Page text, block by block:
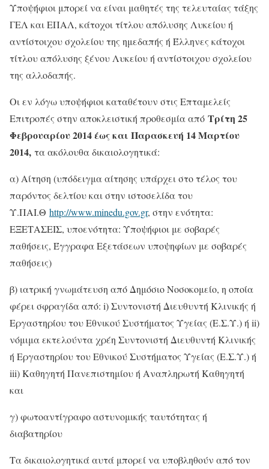
Υποψήφιοι μπορεί να είναι μαθητές της τελευταίας τάξης
ΓΕΛ και ΕΠΑΛ, κάτοχοι τίτλου απόλυσης Λυκείου ή
αντίστοιχου σχολείου της ημεδαπής ή Έλληνες κάτοχοι
τίτλου απόλυσης ξένου Λυκείου ή αντίστοιχου σχολείου
της αλλοδαπής.
Οι εν λόγω υποψήφιοι καταθέτουν στις Επταμελείς
Επιτροπές στην αποκλειστική προθεσμία από Τρίτη 25
Φεβρουαρίου 2014 έως και Παρασκευή 14 Μαρτίου
2014, τα ακόλουθα δικαιολογητικά:
α) Αίτηση (υπόδειγμα αίτησης υπάρχει στο τέλος του
παρόντος δελτίου και στην ιστοσελίδα του
Υ.ΠΑΙ.Θ http://www.minedu.gov.gr, στην ενότητα:
ΕΞΕΤΑΣΕΙΣ, υποενότητα: Υποψήφιοι με σοβαρές
παθήσεις, Έγγραφα Εξετάσεων υποψηφίων με σοβαρές
παθήσεις)
β) ιατρική γνωμάτευση από Δημόσιο Νοσοκομείο, η οποία
φέρει σφραγίδα από: i) Συντονιστή Διευθυντή Κλινικής ή
Εργαστηρίου του Εθνικού Συστήματος Υγείας (Ε.Σ.Υ.) ή ii)
νόμιμα εκτελούντα χρέη Συντονιστή Διευθυντή Κλινικής
ή Εργαστηρίου του Εθνικού Συστήματος Υγείας (Ε.Σ.Υ.) ή
iii) Καθηγητή Πανεπιστημίου ή Αναπληρωτή Καθηγητή
και
γ) φωτοαντίγραφο αστυνομικής ταυτότητας ή
διαβατηρίου
Τα δικαιολογητικά αυτά μπορεί να υποβληθούν από τον